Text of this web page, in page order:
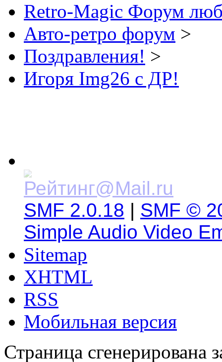
Retro-Magic Форум
Авто-ретро форум >
Поздравления! >
Игоря Img26 с ДР!
SMF 2.0.18 | SMF ©
Simple Audio Video
Sitemap
XHTML
RSS
Мобильная версия
Страница сгенерирована